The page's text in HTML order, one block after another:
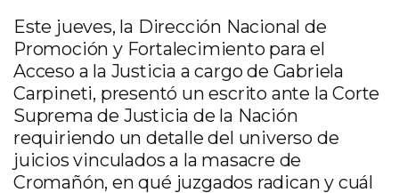
Este jueves, la Dirección Nacional de
Promoción y Fortalecimiento para el
Acceso a la Justicia a cargo de Gabriela
Carpineti, presentó un escrito ante la Corte
Suprema de Justicia de la Nación
requiriendo un detalle del universo de
juicios vinculados a la masacre de
Cromañón, en qué juzgados radican y cuál